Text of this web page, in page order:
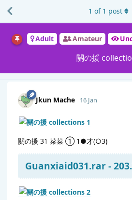
Adult Amateur
關の援
1 of 1 post
Jkun Mache 16 Jan
關の援 31 菜菜 ① 1●才(○3)
Guanxiaid031.rar -